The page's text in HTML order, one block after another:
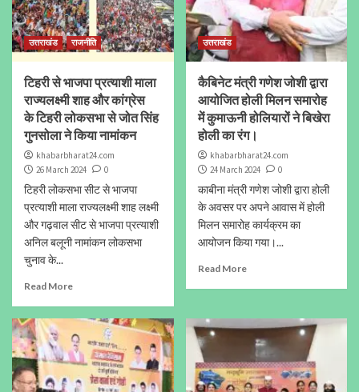
उत्तराखंड राजनीति
टिहरी से भाजपा प्रत्याशी माला
राज्यलक्ष्मी शाह और कांग्रेस
के टिहरी लोकसभा से जोत सिंह
गुनसोला ने किया नामांकन
khabarbharat24.com
26 March 2024
0
टिहरी लोकसभा सीट से भाजपा
प्रत्याशी माला राज्यलक्ष्मी शाह लक्ष्मी
और गढ़वाल सीट से भाजपा प्रत्याशी
अनिल बलूनी नामांकन लोकसभा
चुनाव के...
Read More
उत्तराखंड
कैबिनेट मंत्री गणेश जोशी द्वारा
आयोजित होली मिलन समारोह
में कुमाऊनी होलियारों ने बिखेरा
होली का रंग।
khabarbharat24.com
24 March 2024
0
काबीना मंत्री गणेश जोशी द्वारा होली
के अवसर पर अपने आवास में होली
मिलन समारोह कार्यक्रम का
आयोजन किया गया।...
Read More